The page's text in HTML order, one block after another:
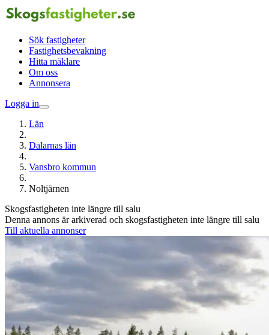
Sök fastigheter
Fastighetsbevakning
Hitta mäklare
Om oss
Annonsera
Logga in
Län
Dalarnas län
Vansbro kommun
Noltjärnen
Skogsfastigheten inte längre till salu
Denna annons är arkiverad och skogsfastigheten inte längre till salu
Till aktuella annonser